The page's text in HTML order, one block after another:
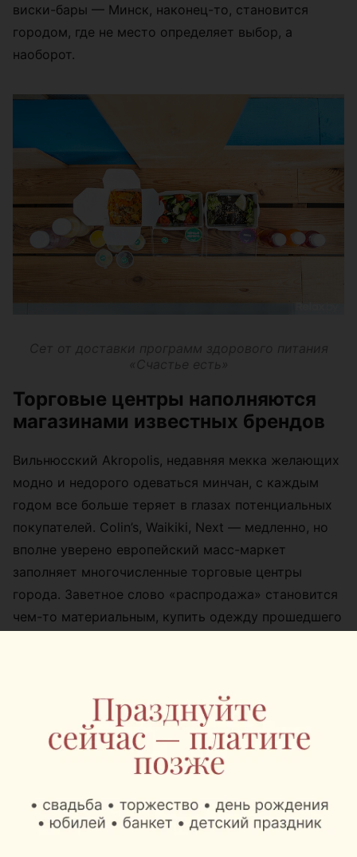
виски-бары — Минск, наконец-то, становится
городом, где не место определяет выбор, а
наоборот.
Сет от доставки программ здорового питания
«Счастье есть»
Торговые центры наполняются
магазинами известных брендов
Вильнюсский Akropolis, недавняя мекка желающих
модно и недорого одеваться минчан, с каждым
годом все больше теряет в глазах потенциальных
покупателей. Colin’s, Waikiki, Next — медленно, но
вполне уверено европейский масс-маркет
заполняет многочисленные торговые центры
города. Заветное слово «распродажа» становится
чем-то материальным, купить одежду прошедшего
польская марка Reserved, будем надеяться, что
появление самых крупных игроков, как Zara и H&M,
лишь вопрос времени.